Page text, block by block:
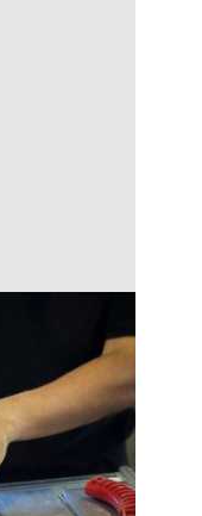
života.
dokonale
rodinnej
postele
ale zároveň